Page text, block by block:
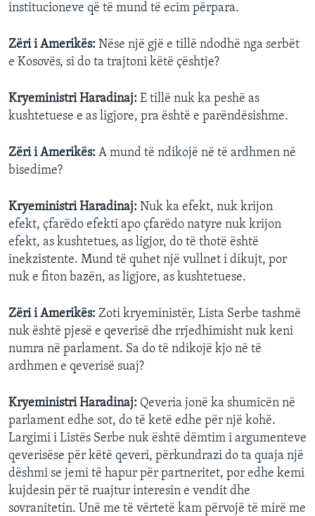
institucioneve që të mund të ecim përpara.
Zëri i Amerikës: Nëse një gjë e tillë ndodhë nga serbët
e Kosovës, si do ta trajtoni këtë çështje?
Kryeministri Haradinaj: E tillë nuk ka peshë as
kushtetuese e as ligjore, pra është e parëndësishme.
Zëri i Amerikës: A mund të ndikojë në të ardhmen në
bisedime?
Kryeministri Haradinaj: Nuk ka efekt, nuk krijon
efekt, çfarëdo efekti apo çfarëdo natyre nuk krijon
efekt, as kushtetues, as ligjor, do të thotë është
inekzistente. Mund të quhet një vullnet i dikujt, por
nuk e fiton bazën, as ligjore, as kushtetuese.
Zëri i Amerikës: Zoti kryeministër, Lista Serbe tashmë
nuk është pjesë e qeverisë dhe rrjedhimisht nuk keni
numra në parlament. Sa do të ndikojë kjo në të
ardhmen e qeverisë suaj?
Kryeministri Haradinaj: Qeveria jonë ka shumicën në
parlament edhe sot, do të ketë edhe për një kohë.
Largimi i Listës Serbe nuk është dëmtim i argumenteve
qeverisëse për këtë qeveri, përkundrazi do ta quaja një
dëshmi se jemi të hapur për partneritet, por edhe kemi
kujdesin për të ruajtur interesin e vendit dhe
sovranitetin. Unë me të vërtetë kam përvojë të mirë me